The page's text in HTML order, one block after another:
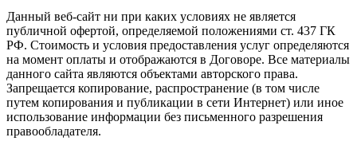
Данный веб-сайт ни при каких условиях не является
публичной офертой, определяемой положениями ст. 437 ГК
РФ. Стоимость и условия предоставления услуг определяются
на момент оплаты и отображаются в Договоре. Все материалы
данного сайта являются объектами авторского права.
Запрещается копирование, распространение (в том числе
путем копирования и публикации в сети Интернет) или иное
использование информации без письменного разрешения
правообладателя.